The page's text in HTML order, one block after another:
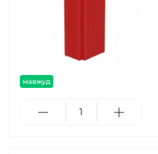
мавжуд